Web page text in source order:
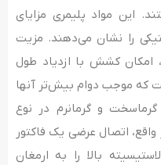
این مواد پلیمری مزایای
را نشان می‌دهند. مزیت
امکان کشش با ازدیاد طول
که موجب دوام بیش‌تر آنها
و گرمانرم در نوع
اتصال عرضی یک فاکتور
بالا را به ارمغان